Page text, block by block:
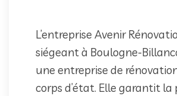
L’entreprise Avenir
siégeant à Boulogne-
une entreprise de
corps d’état. Elle garantit la